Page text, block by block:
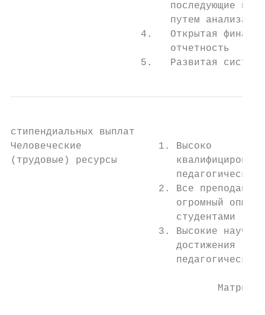
последующие
путем анализа
4.   Открытая
                           отчетность
                      5.   Развитая система
стипендиальных выплат
Человеческие             1. Высоко
(трудовые) ресурсы
педагогический
2. Все
огромный опыт
                            студентами
                         3. Высокие научные
                            достижения
Матрица